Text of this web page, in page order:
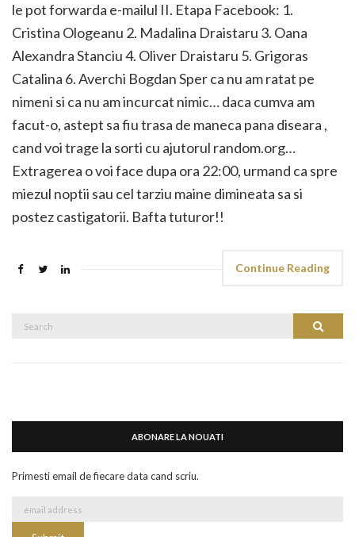
le pot forwarda e-mailul II. Etapa Facebook: 1.
Cristina Ologeanu 2. Madalina Draistaru 3. Oana
Alexandra Stanciu 4. Oliver Draistaru 5. Grigoras
Catalina 6. Averchi Bogdan Sper ca nu am ratat pe
nimeni si ca nu am incurcat nimic… daca cumva am
facut-o, astept sa fiu trasa de maneca pana diseara ,
cand voi trage la sorti cu ajutorul random.org…
Extragerea o voi face dupa ora 22:00, urmand ca spre
miezul noptii sau cel tarziu maine dimineata sa si
postez castigatorii. Bafta tuturor!!
Continue Reading
Search
ABONARE LA NOUATI
Primesti email de fiecare data cand scriu.